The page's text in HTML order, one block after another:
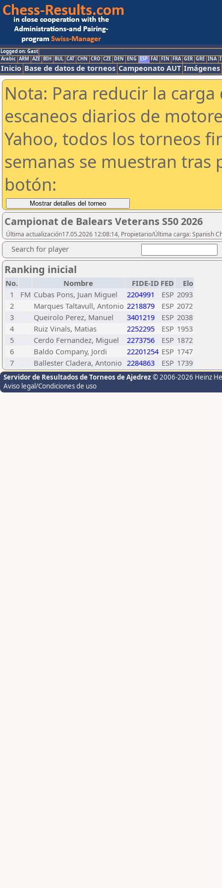
Logged on: Gast
Arabic ARM AZE BIH BUL CAT CHN CRO CZE DEN ENG ESP FAI FIN FRA GER GRE INA
Inicio Base de datos de torneos Campeonato AUT Imágenes
Nota: Para reducir la
escaneos diarios de
Yahoo, todos los torneos
semanas se muestran tras
botón:
Campionat de Balears Veterans S50 2026
Última actualización17.05.2026 12:08:14, Propietario/Última carga: Spanish
Search for player
Ranking inicial
No. Nombre FIDE-ID FED
Elo
1
FM Cubas Pons, Juan Miguel 2204991 ESP 2093
2
Marques Taltavull, Antonio 2218879 ESP 2072
3
Queirolo Perez, Manuel 3401219 ESP 2038
4
Ruiz Vinals, Matias 2252295 ESP 1953
5
Cerdo Fernandez, Miguel 2273756 ESP 1872
6
Baldo Company, Jordi 22201254 ESP 1747
7
Ballester Cladera, Antonio 2284863 ESP 1739
Servidor de Resultados de Torneos de Ajedrez © 2006-2026 Heinz
Aviso legal/Condiciones de uso